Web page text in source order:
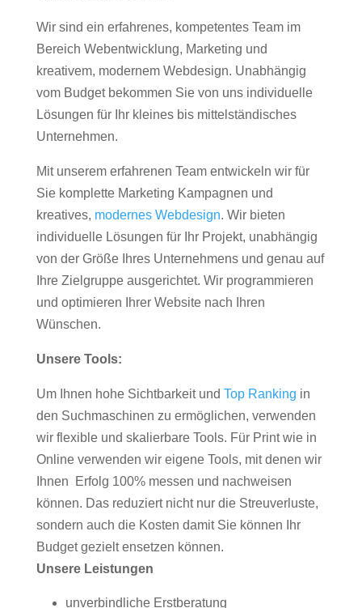
Wir sind ein erfahrenes, kompetentes Team im
Bereich Webentwicklung, Marketing und
kreativem, modernem Webdesign. Unabhängig
vom Budget bekommen Sie von uns individuelle
Lösungen für Ihr kleines bis mittelständisches
Unternehmen.
Mit unserem erfahrenen Team entwickeln wir für
Sie komplette Marketing Kampagnen und
kreatives, modernes Webdesign. Wir bieten
individuelle Lösungen für Ihr Projekt, unabhängig
von der Größe Ihres Unternehmens und genau auf
Ihre Zielgruppe ausgerichtet. Wir programmieren
und optimieren Ihrer Website nach Ihren
Wünschen.
Unsere Tools:
Um Ihnen hohe Sichtbarkeit und Top Ranking in
den Suchmaschinen zu ermöglichen, verwenden
wir flexible und skalierbare Tools. Für Print wie in
Online verwenden wir eigene Tools, mit denen wir
Ihnen Erfolg 100% messen und nachweisen
können. Das reduziert nicht nur die Streuverluste,
sondern auch die Kosten damit Sie können Ihr
Budget gezielt ensetzen können.
Unsere Leistungen
unverbindliche Erstberatung